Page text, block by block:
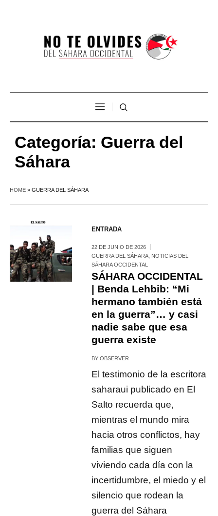
Categoría: Guerra del
Sáhara
HOME » GUERRA DEL SÁHARA
ENTRADA
22 DE JUNIO DE 2026
GUERRA DEL SÁHARA NOTICIAS DEL
SÁHARA OCCIDENTAL
SÁHARA OCCIDENTAL
| Benda Lehbib: “Mi
hermano también está
en la guerra”… y casi
nadie sabe que esa
guerra existe
BYOBSERVER
El testimonio de la escritora
saharaui publicado en El
Salto recuerda que,
mientras el mundo mira
hacia otros conflictos, hay
familias que siguen
viviendo cada día con la
incertidumbre, el miedo y el
silencio que rodean la
guerra del Sáhara